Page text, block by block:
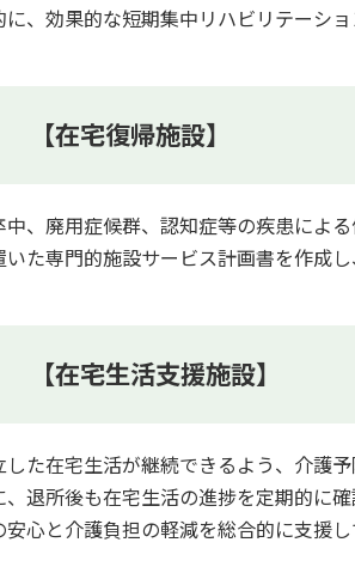
に、効果的な短期集中リハビリテーショ
【在宅復帰施設】
中、廃用症候群、認知症等の疾患によ
いた専門的施設サービス計画書を作成
【在宅生活支援施設】
した在宅生活が継続できるよう、介護
、退所後も在宅生活の進捗を定期的に
安心と介護負担の軽減を総合的に支援し